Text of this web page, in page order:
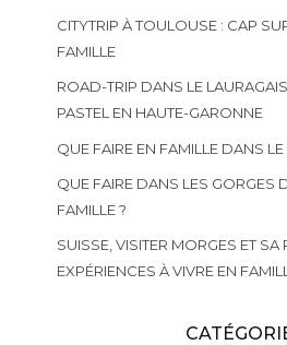
CITYTRIP À TOULOUSE : CAP
FAMILLE
ROAD-TRIP DANS LE
PASTEL EN HAUTE-GARONNE
QUE FAIRE EN FAMILLE DANS
QUE FAIRE DANS LES GORGES
FAMILLE ?
SUISSE, VISITER MORGES ET SA
EXPÉRIENCES À VIVRE EN